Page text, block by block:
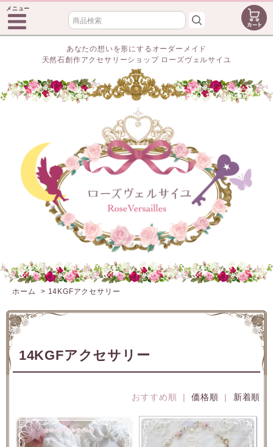
メニュー
あなたの想いを形にするオーダーメイド
天然石創作アクセサリーショップ ローズヴェルサイユ
ホーム > 14KGFアクセサリー
14KGFアクセサリー
おすすめ順 |価格順 | 新着順